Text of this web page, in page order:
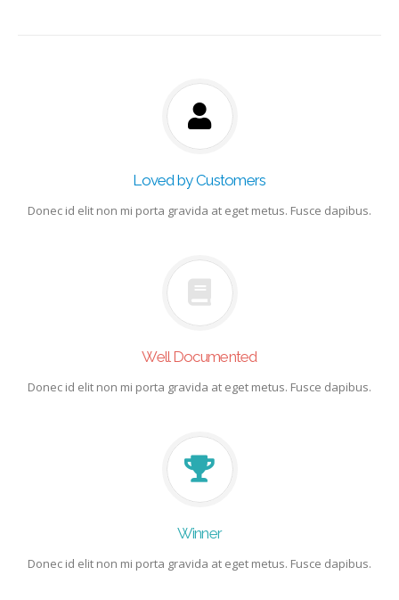
Loved by Customers
Donec id elit non mi porta gravida at eget metus. Fusce dapibus.
Well Documented
Donec id elit non mi porta gravida at eget metus. Fusce dapibus.
Winner
Donec id elit non mi porta gravida at eget metus. Fusce dapibus.